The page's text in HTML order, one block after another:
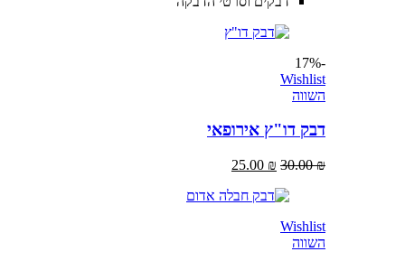
Wishlist
דבק דו"ץ אירופאי
30.00
25.00₪
Wishlist